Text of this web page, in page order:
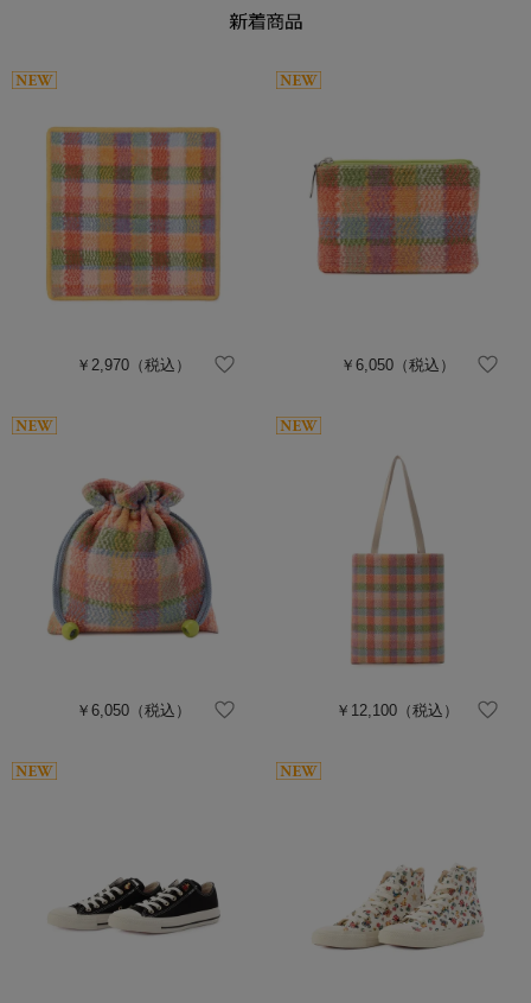
￥2,970 （税込） ￥6,050（税込）
￥6,050 （税込） ￥12,100 （税込）